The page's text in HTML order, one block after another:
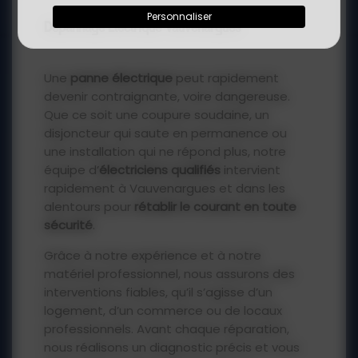
Personnaliser
09 72 10 69 42
Dépannage Électrique Vauvenargues
Une panne électrique peut rapidement
devenir contraignante, voire dangereuse.
Que ce soit une coupure soudaine, un
disjoncteur qui saute en permanence ou
une installation qui ne répond plus, notre
équipe d’électriciens qualifiés intervient
rapidement à Vauvenargues et dans les
alentours pour rétablir le courant en toute
sécurité
Grâce à notre expérience et à notre
matériel professionnel, nous assurons des
interventions fiables, qu’il s’agisse d’un
logement, d’un commerce ou de locaux
professionnels. Avant chaque réparation,
nous réalisons un diagnostic précis et vous